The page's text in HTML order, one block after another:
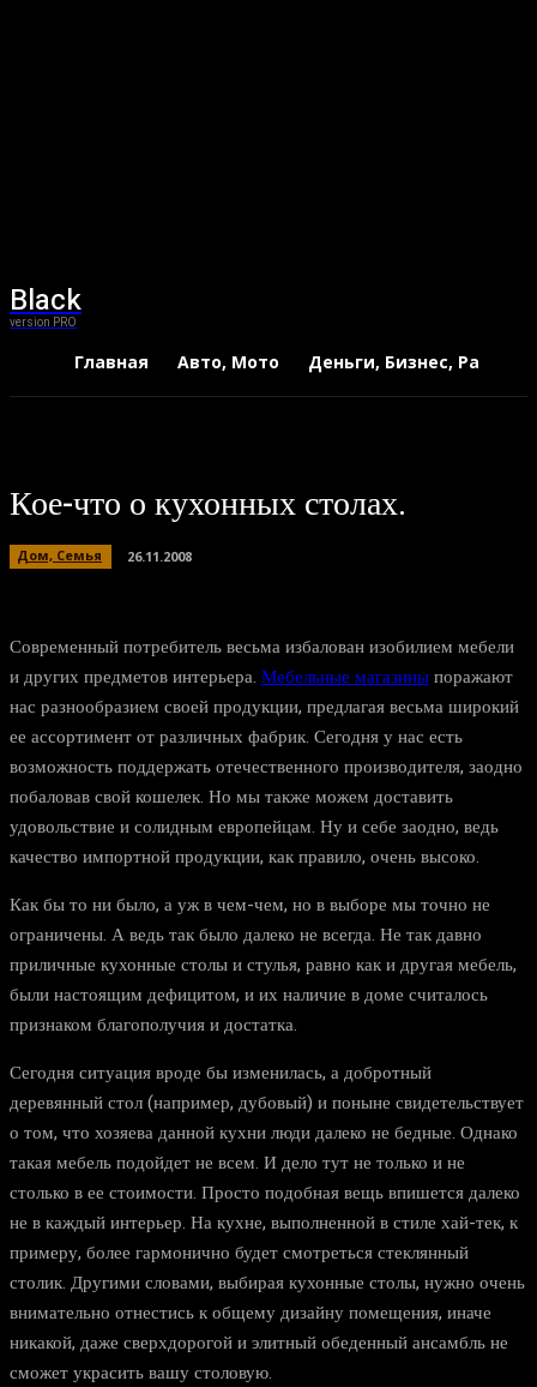
Black
version PRO
Главная Авто, Мото Деньги, Бизнес, Работа
Кое-что о кухонных столах.
Дом, Семья 26.11.2008
Современный потребитель весьма избалован изобилием мебели
и других предметов интерьера. Мебельные магазиныпоражают
нас разнообразием своей продукции, предлагая весьма широкий
ее ассортимент от различных фабрик. Сегодня у нас есть
возможность поддержать отечественного производителя, заодно
побаловав свой кошелек. Но мы также можем доставить
удовольствие и солидным европейцам. Ну и себе заодно, ведь
качество импортной продукции, как правило, очень высоко.
Как бы то ни было, а уж в чем-чем, но в выборе мы точно не
ограничены. А ведь так было далеко не всегда. Не так давно
приличные кухонные столы и стулья, равно как и другая мебель,
были настоящим дефицитом, и их наличие в доме считалось
признаком благополучия и достатка.
Сегодня ситуация вроде бы изменилась, а добротный
деревянный стол (например, дубовый) и поныне свидетельствует
о том, что хозяева данной кухни люди далеко не бедные. Однако
такая мебель подойдет не всем. И дело тут не только и не
столько в ее стоимости. Просто подобная вещь впишется далеко
не в каждый интерьер. На кухне, выполненной в стиле хай-тек, к
примеру, более гармонично будет смотреться стеклянный
столик. Другими словами, выбирая кухонные столы, нужно очень
внимательно отнестись к общему дизайну помещения, иначе
никакой, даже сверхдорогой и элитный обеденный ансамбль не
сможет украсить вашу столовую.